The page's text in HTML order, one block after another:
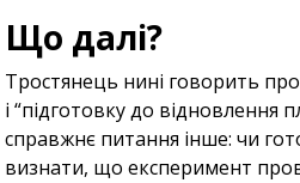
Що далі?
Тростянець нині говорить
і “підготовку до відновлення
справжнє питання інше: чи
визнати, що експеримент